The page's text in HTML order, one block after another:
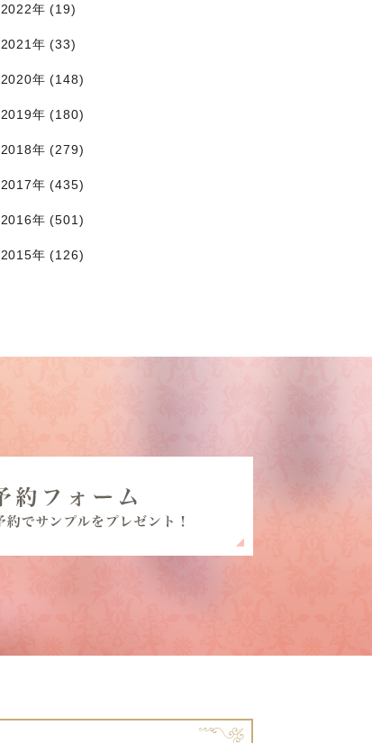
2022年 (19)
2021年 (33)
2020年 (148)
2019年 (180)
2018年 (279)
2017年 (435)
2016年 (501)
2015年 (126)